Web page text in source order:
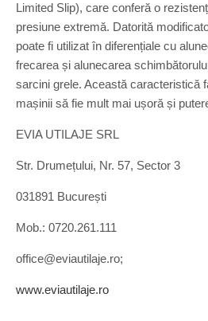
Limited Slip), care conferă o
presiune extremă. Datorită
poate fi utilizat în diferențiale cu
frecarea și alunecarea
sarcini grele. Această caracteristică
mașinii să fie mult mai ușoră și
EVIA UTILAJE SRL
Str. Drumețului, Nr. 57, Sector 3
031891 București
Mob.: 0720.261.111
office@eviautilaje.ro;
www.eviautilaje.ro